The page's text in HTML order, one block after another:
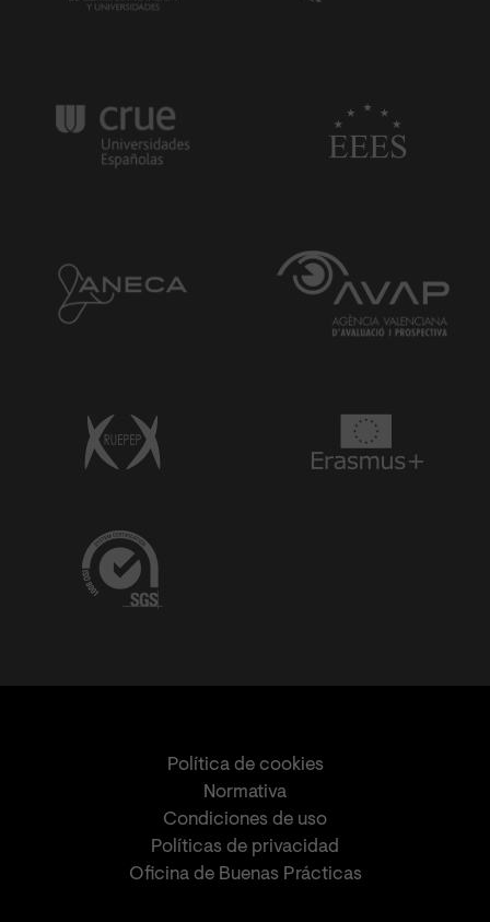
Política de cookies
Normativa
Condiciones de uso
Políticas de privacidad
Oficina de Buenas Prácticas